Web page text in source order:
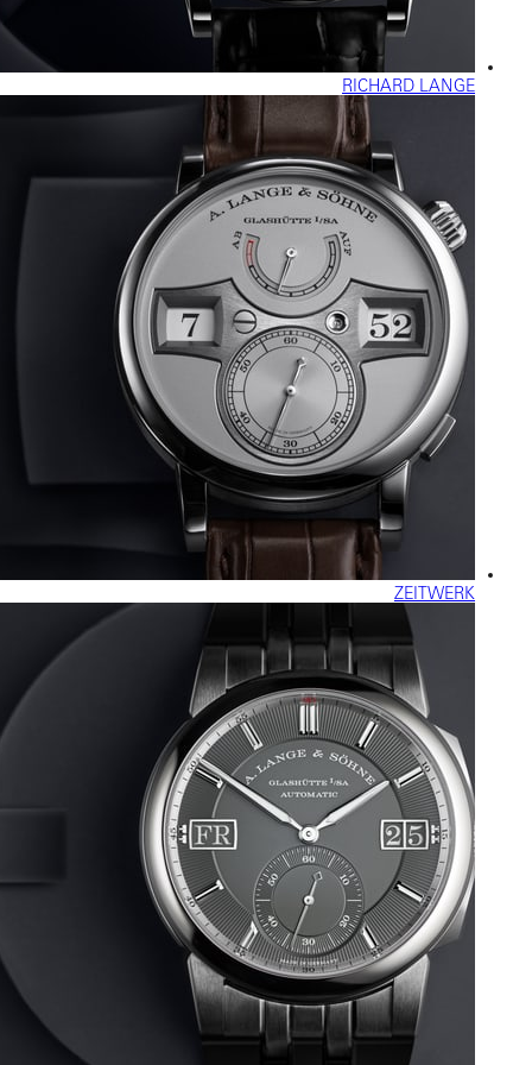
RICHARD LANGE
ZEITWERK